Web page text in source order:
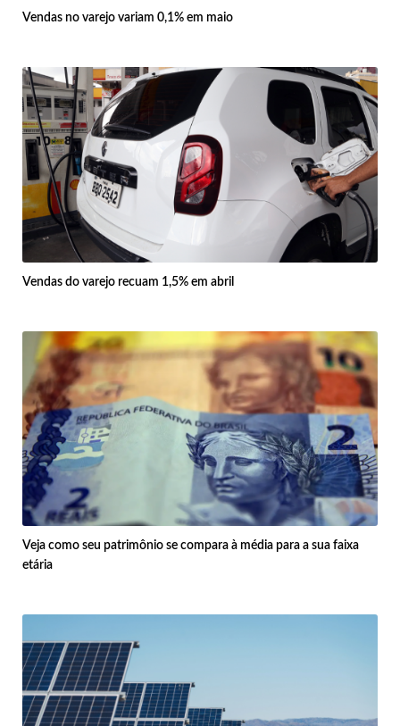
Vendas no varejo variam 0,1% em maio
Vendas do varejo recuam 1,5% em abril
Veja como seu patrimônio se compara à média para a sua faixa
etária